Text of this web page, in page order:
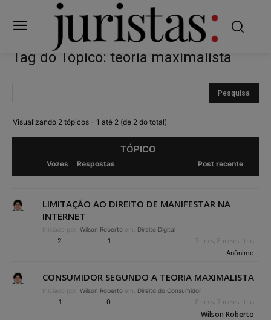
Tag do Tópico: teoria maximalista
Visualizando 2 tópicos - 1 até 2 (de 2 do total)
TÓPICO
Vozes Respostas Post recente
LIMITAÇÃO AO DIREITO DE MANIFESTAR NA
INTERNET
Iniciado por: Wilson Roberto em: Direito Digital
2 1
7 anos, 8 meses atrás
Anônimo
CONSUMIDOR SEGUNDO A TEORIA MAXIMALISTA
Iniciado por: Wilson Roberto em: Direito do Consumidor
1 0 8 anos, 7 meses atrás
Wilson Roberto